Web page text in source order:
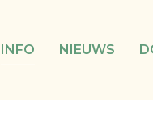
INFO NIEUWS